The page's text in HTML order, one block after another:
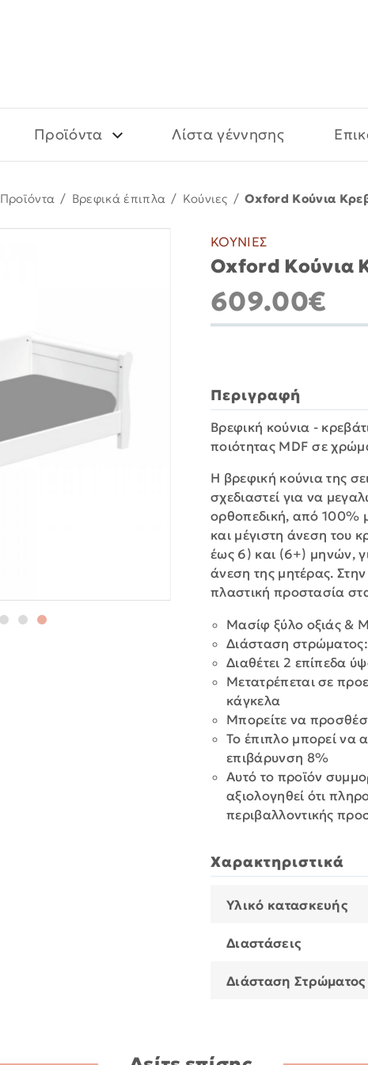
Προϊόντα Λίστα γέννησης
Προϊόντα / Βρεφικά έπιπλα / Κούνιες / Oxford Κούνια
ΚΟΥΝΙΕΣ
Oxford Κούνια
609.00€
Περιγραφή
Βρεφική κούνια -
ποιότητας MDF σε
Η βρεφική κούνια της
σχεδιαστεί για να
ορθοπεδική, από 100%
και μέγιστη άνεση του
έως 6) και (6+) μηνών,
άνεση της μητέρας.
πλαστική προστασία
Μασίφ ξύλο οξιάς &
Διάσταση
Διαθέτει 2 επίπεδα
Μετατρέπεται σε
κάγκελα
Μπορείτε να
Το έπιπλο μπορεί να
επιβάρυνση 8%
Αυτό το προϊόν
αξιολογηθεί ότι
περιβαλλοντικής
Χαρακτηριστικά
Υλικό κατασκευής
Διαστάσεις
Διάσταση Στρώματος